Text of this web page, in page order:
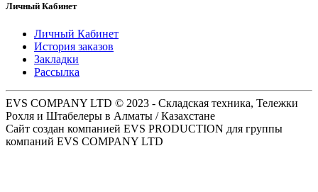
Личный Кабинет
Личный Кабинет
История заказов
Закладки
Рассылка
EVS COMPANY LTD © 2023 - Складская техника, Тележки
Рохля и Штабелеры в Алматы / Казахстане
Сайт создан компанией EVS PRODUCTION для группы
компаний EVS COMPANY LTD